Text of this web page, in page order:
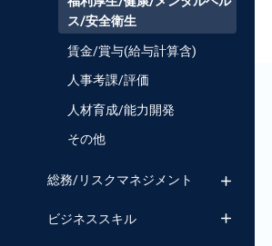
ス/安全衛生
賃金/賞与(給与計算含)
人事考課/評価
人材育成/能力開発
その他
総務/リスクマネジメント
ビジネススキル